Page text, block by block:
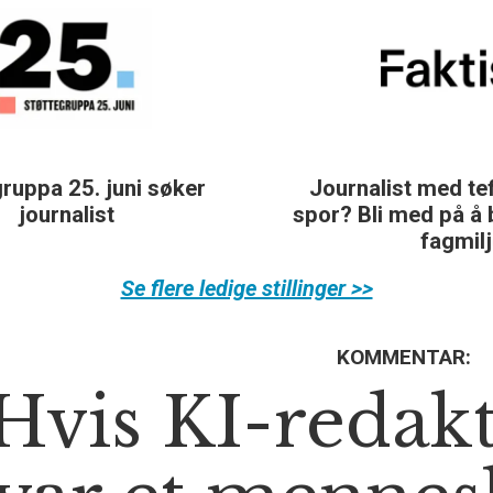
Journalist med teft for digitale
spor? Bli med på å bygge vårt nye
Se flere ledige stillinger >>
KOMMENTAR:
KI-